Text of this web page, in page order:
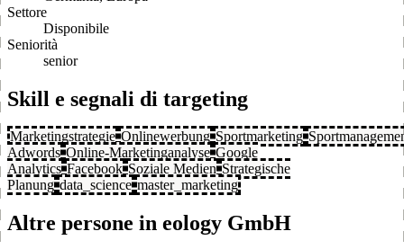
Settore
Disponibile
Seniorità
senior
Skill e segnali di targeting
Marketingstrategie Onlinewerbung Sportmarketing
Adwords Online-Marketinganalyse Google
Analytics Facebook Soziale Medien Strategische
Planung data_science master_marketing
Altre persone in eology GmbH